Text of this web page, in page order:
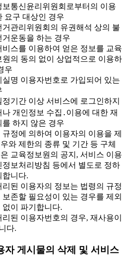
보통신윤리위원회로부터의 이용
요구 대상인 경우
거관리위원회의 유권해석 상의 불
거운동을 하는 경우
비스를 이용하여 얻은 정보를 교육
원의 동의 없이 상업적으로 이용하
우
실명 이용자번호로 가입되어 있는
정기간 이상 서비스에 로그인하지
나 개인정보 수집․이용에 대한 재
를 하지 않은 경우
정에 의하여 이용자의 이용을 제
와 제한의 종류 및 기간 등 구체
교육정보원의 공지, 서비스 이용
정보처리방침 등에서 별도로 정하
합니다.
된 이용자의 정보는 법령의 규정
보존할 필요성이 있는 경우를 제외
없이 파기합니다.
된 이용자번호의 경우, 재사용이
다.
자 게시물의 삭제 및 서비스